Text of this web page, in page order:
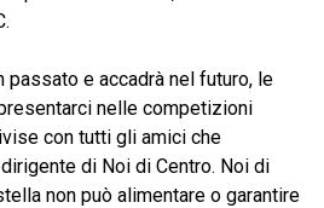
passato e accadrà nel futuro, le
nelle competizioni
con tutti gli amici che
di Noi di Centro. Noi di
non può alimentare o garantire